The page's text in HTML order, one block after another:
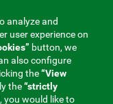
notice| Privacy
analyze and
user experience on
button, we
also configure
the“View
the“strictly
you would like to